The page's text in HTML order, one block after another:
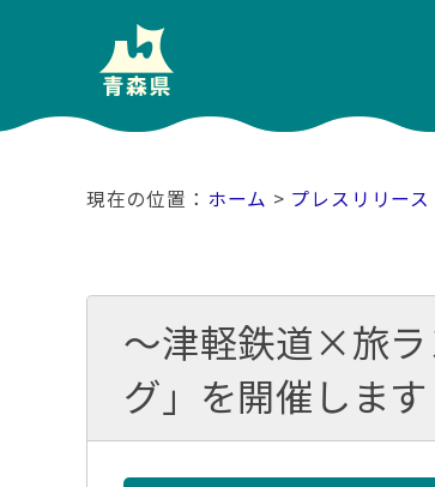
ホーム > プレスリリース
～津軽鉄道×旅ラ
グ」を開催します